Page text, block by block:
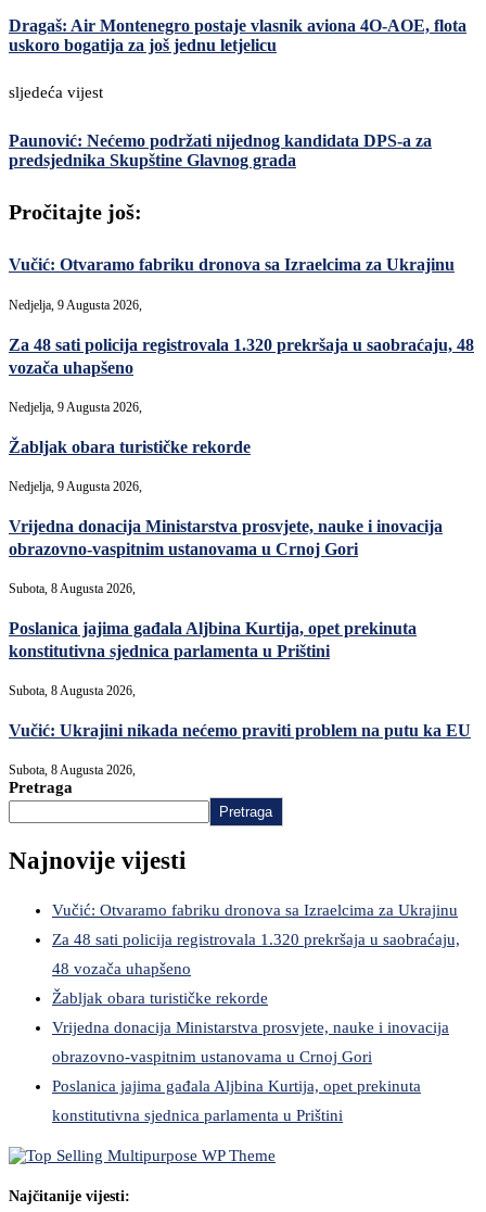
Dragaš: Air Montenegro postaje vlasnik aviona 4O-AOE, flota
uskoro bogatija za još jednu letjelicu
sljedeća vijest
Paunović: Nećemo podržati nijednog kandidata DPS-a za
predsjednika Skupštine Glavnog grada
Pročitajte još:
Vučić: Otvaramo fabriku dronova sa Izraelcima za Ukrajinu
Nedjelja, 9 Augusta 2026,
Za 48 sati policija registrovala 1.320 prekršaja u saobraćaju, 48
vozača uhapšeno
Nedjelja, 9 Augusta 2026,
Žabljak obara turističke rekorde
Nedjelja, 9 Augusta 2026,
Vrijedna donacija Ministarstva prosvjete, nauke i inovacija
obrazovno-vaspitnim ustanovama u Crnoj Gori
Subota, 8 Augusta 2026,
Poslanica jajima gađala Aljbina Kurtija, opet prekinuta
konstitutivna sjednica parlamenta u Prištini
Subota, 8 Augusta 2026,
Vučić: Ukrajini nikada nećemo praviti problem na putu ka EU
Subota, 8 Augusta 2026,
Pretraga
Pretraga
Najnovije vijesti
Vučić: Otvaramo fabriku dronova sa Izraelcima za Ukrajinu
Za 48 sati policija registrovala 1.320 prekršaja u saobraćaju,
48 vozača uhapšeno
Žabljak obara turističke rekorde
Vrijedna donacija Ministarstva prosvjete, nauke i inovacija
obrazovno-vaspitnim ustanovama u Crnoj Gori
Poslanica jajima gađala Aljbina Kurtija, opet prekinuta
konstitutivna sjednica parlamenta u Prištini
Najčitanije vijesti: